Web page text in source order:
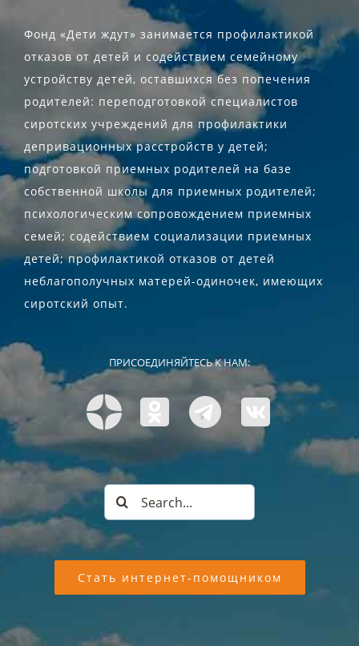
Фонд «Дети ждут» занимается профилактикой
отказов от детей и содействием семейному
устройству детей, оставшихся без попечения
родителей: переподготовкой специалистов
сиротских учреждений для профилактики
депривационных расстройств у детей;
подготовкой приемных родителей на базе
собственной школы для приемных родителей;
психологическим сопровождением приемных
семей; содействием социализации приемных
детей; профилактикой отказов от детей
неблагополучных матерей-одиночек, имеющих
сиротский опыт.
ПРИСОЕДИНЯЙТЕСЬ К НАМ:
Search
for:
Стать интернет-помощником